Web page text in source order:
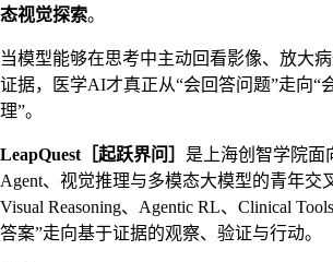
态视觉探索。
当模型能够在思考中主动回看影像、放大
证据，医学AI才真正从“会回答问题”走向“
理”。
LeapQuest［起跃界问］ 是上海创智学院面
Agent、视觉推理与多模态大模型的青年交
Visual Reasoning、Agentic RL、Clinical
答案”走向基于证据的观察、验证与行动。